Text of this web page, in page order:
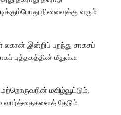
நினைவுக்கு வரும்
லகான் இன்றிப் பறந்து சாகசப்
புத்தகத்தின் மீதுள்ள
மகிழ்வூட்டும்,
வார்த்தைகளைத் தேடும்